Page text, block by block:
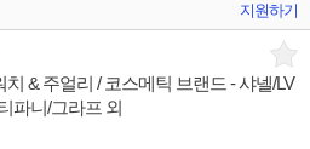
지원하기
치 & 주얼리 / 코스메틱 브랜드 - 샤넬/LV
파니/그라프 외